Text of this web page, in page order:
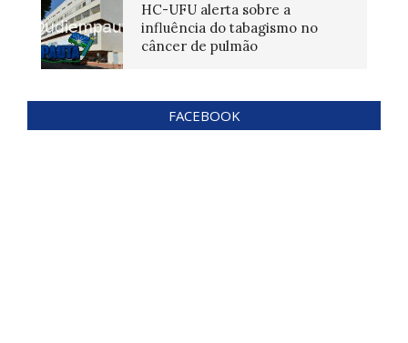
HC-UFU alerta sobre a
influência do tabagismo no
câncer de pulmão
FACEBOOK